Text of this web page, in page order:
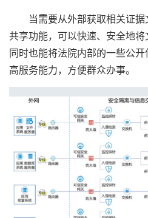
当需要从外部获取相关证据
共享功能，可以快速、安全地将
同时也能将法院内部的一些公
高服务能力，方便群众办事。